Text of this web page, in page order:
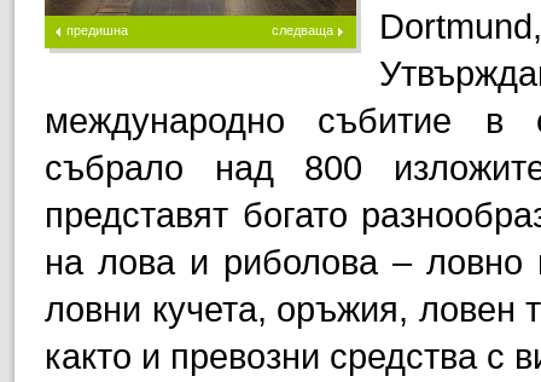
предишна следваща
международно събитие в
събрало над 800
представят богато
на лова и риболова – ловно
ловни кучета, оръжия, ловен
както и превозни средства с